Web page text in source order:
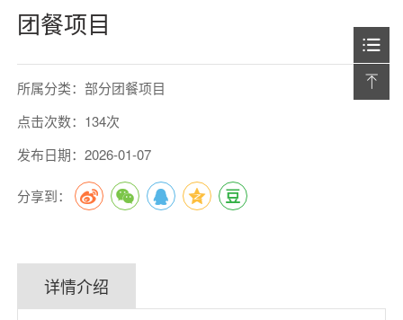
团餐项目
所属分类：部分团餐项目
点击次数：134次
发布日期：2026-01-07
分享到：
详情介绍